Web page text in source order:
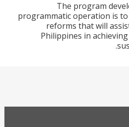
The
programmatic
reforms that
Philippines in